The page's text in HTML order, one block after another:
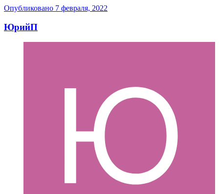
Опубликовано 7 февраля, 2022
ЮрийП